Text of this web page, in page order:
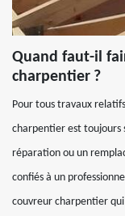
Quand faut-il
charpentier ?
Pour tous travaux
charpentier est toujours
réparation ou un
confiés à un
couvreur charpentier qui